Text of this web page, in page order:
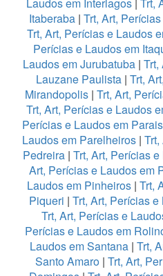
Laudos em Interlagos| Trt,
Itaberaba| Trt, Art,
Trt, Art, Perícias e Laudos
Perícias e Laudos em
Laudos em Jurubatuba| Trt,
Lauzane Paulista | Trt,
Mirandopolis| Trt, Art,
Trt, Art, Perícias e Laudos
Perícias e Laudos em
Laudos em Parelheiros|
Pedreira | Trt, Art, Perícias
Art, Perícias e Laudos em
Laudos em Pinheiros| Trt,
Piqueri | Trt, Art, Perícias
Trt, Art, Perícias e
Perícias e Laudos em
Laudos em Santana| Trt,
Santo Amaro | Trt, Art,